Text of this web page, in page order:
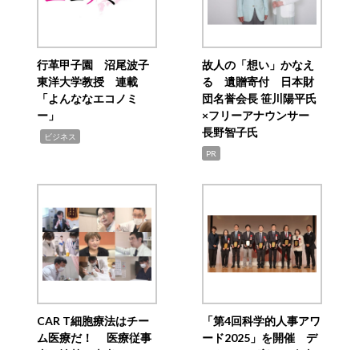
行革甲子園 沼尾波子
東洋大学教授 連載
「よんななエコノミ
ー」
ビジネス
故人の「想い」かなえ
る 遺贈寄付 日本財
団名誉会長 笹川陽平氏
×フリーアナウンサー
長野智子氏
PR
CAR T細胞療法はチー
ム医療だ！ 医療従事
「第4回科学的人事アワ
ード2025」を開催 デ